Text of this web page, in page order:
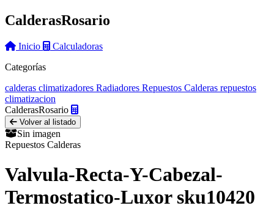
CalderasRosario
Inicio
Calculadoras
Categorías
calderas climatizadores Radiadores Repuestos Calderas repuestos
climatizacion
CalderasRosario
Volver al listado
Sin imagen
Repuestos Calderas
Valvula-Recta-Y-Cabezal-
Termostatico-Luxor sku10420